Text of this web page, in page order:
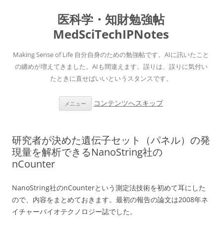
医科学・知財勉強帖
MedSciTechIPNotes
Making Sense of Life 自分自身のための勉強帖です。AIに訊いたこと
の纏めが増えてきました。AIも間違えます。誤りは、誤りに気付い
たときに直せばいいというスタンスです。
メニュー コンテンツへスキップ
研究者が決めた遺伝子セット（パネル）の発
現量を解析できるNanoString社の
nCounter
NanoString社のnCounterという測定法技術を初めて耳にした
ので、内容をまとめておきます。最初の報告の論文は2008年ネ
イチャーバイオテクノロジー誌でした。